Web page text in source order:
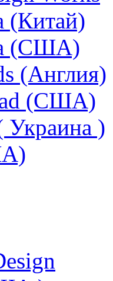
(Китай)
(США)
(Англия)
(США)
Украина )